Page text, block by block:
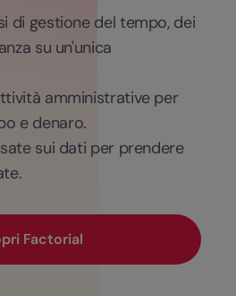
di gestione del tempo, dei
su un'unica
amministrative per
e denaro.
sui dati per prendere
Factorial